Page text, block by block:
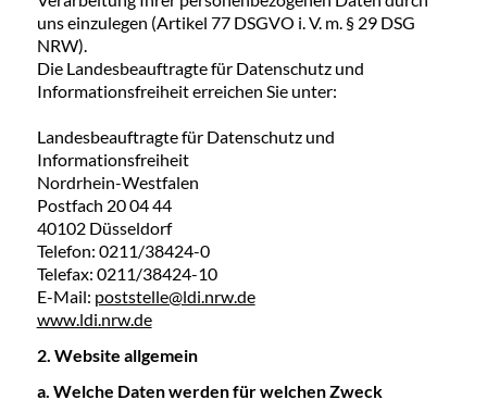
uns einzulegen (Artikel 77 DSGVO i. V. m. § 29 DSG
NRW).
Die Landesbeauftragte für Datenschutz und
Informationsfreiheit erreichen Sie unter:
Landesbeauftragte für Datenschutz und
Informationsfreiheit
Nordrhein-Westfalen
Postfach 20 04 44
40102 Düsseldorf
Telefon: 0211/38424-0
Telefax: 0211/38424-10
E-Mail: poststelle@ldi.nrw.de
www.ldi.nrw.de
2. Website allgemein
a. Welche Daten werden für welchen Zweck